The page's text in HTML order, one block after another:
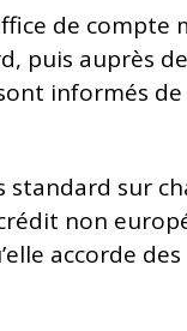
de compte
puis auprès
informés
sur
non
accorde